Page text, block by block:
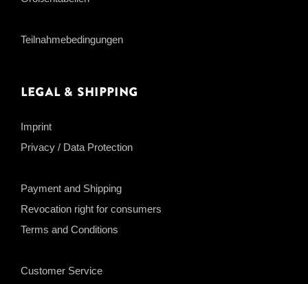
Teilnahmebedingungen
Legal & Shipping
Imprint
Privacy / Data Protection
Payment and Shipping
Revocation right for consumers
Terms and Conditions
Customer Service